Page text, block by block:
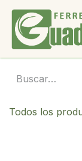
Ir al contenido
Todos los